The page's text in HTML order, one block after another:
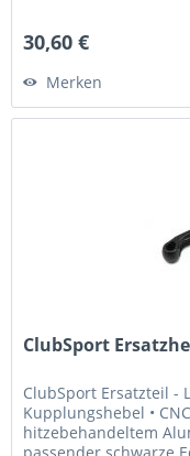
30,60 €
Merken
ClubSport
ClubSport Ersatzteil -
Kupplungshebel •
hitzebehandeltem